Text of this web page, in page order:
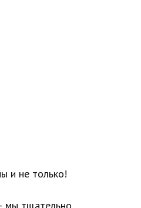
и не только!
мы тщательно